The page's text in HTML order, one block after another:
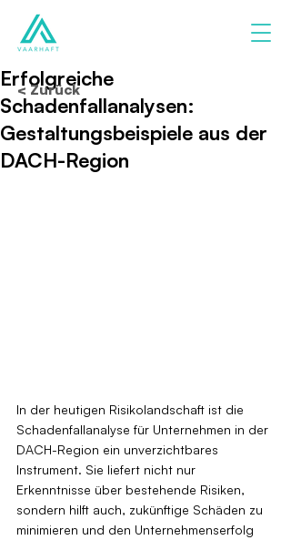
Erfolgreiche
Schadenfallanalysen:
Gestaltungsbeispiele aus der
DACH-Region
In der heutigen Risikolandschaft ist die
Schadenfallanalyse für Unternehmen in der
DACH-Region ein unverzichtbares
Instrument. Sie liefert nicht nur
Erkenntnisse über bestehende Risiken,
sondern hilft auch, zukünftige Schäden zu
minimieren und den Unternehmenserfolg
< Zurück